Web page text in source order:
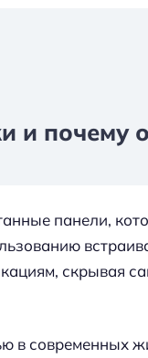
и почему
панели,
скрывая
в современных